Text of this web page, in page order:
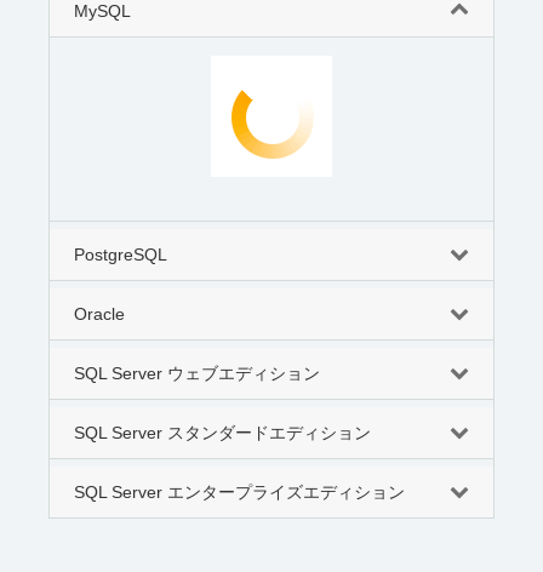
MySQL
PostgreSQL
Oracle
SQL Server ウェブエディション
SQL Server スタンダードエディション
SQL Server エンタープライズエディション